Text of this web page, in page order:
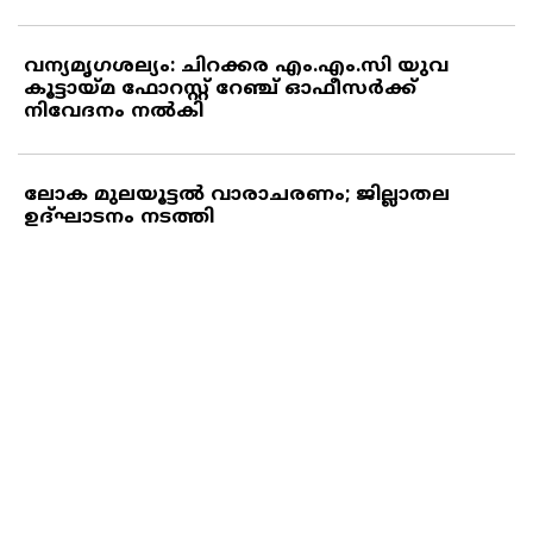
വന്യമൃഗശല്യം: ചിറക്കര എം.എം.സി യുവ
കൂട്ടായ്മ ഫോറസ്റ്റ് റേഞ്ച് ഓഫീസര്‍ക്ക്
നിവേദനം നല്‍കി
ലോക മുലയൂട്ടല്‍ വാരാചരണം; ജില്ലാതല
ഉദ്ഘാടനം നടത്തി